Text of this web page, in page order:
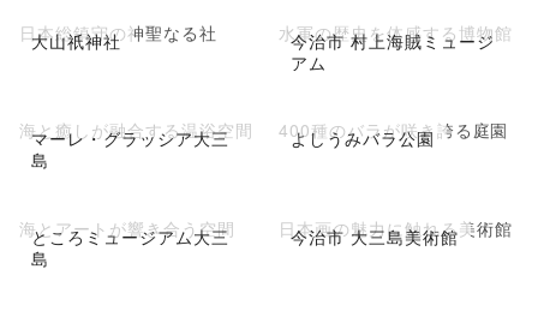
大山祇神社
日本総鎮守の神聖なる社
今治市 村上海賊ミュージ
アム
水軍の歴史を体感する博物館
マーレ・グラッシア大三
島
海と癒しが融合する温浴空間 よしうみバラ公園
400種のバラが咲き誇る庭園
ところミュージアム大三
島
海とアートが響き合う空間 今治市 大三島美術館
日本画の魅力に触れる美術館